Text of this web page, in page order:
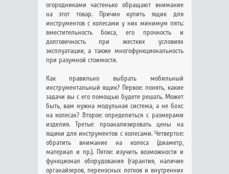
огородниками частенько обращают внимание
на этот товар. Причин купить ящик для
инструментов с колесами у них минимум пять:
вместительность бокса, его прочность и
долговечность при жестких условиях
эксплуатации, а также многофункциональность
при разумной стоимости.
Как правильно выбрать мобильный
инструментальный ящик? Первое: понять, какие
задачи вы с его помощью будете решать. Может
быть, вам нужна модульная система, а не бокс
на колесах? Второе: определиться с размерами
изделия. Третье: проанализировать цены на
ящики для инструментов с колесами. Четвертое:
обратить внимание на колеса (диаметр,
материал и пр.). Пятое: изучить возможности и
функционал оборудования (гарантия, наличие
органайзеров, переносных лотков и внутренних